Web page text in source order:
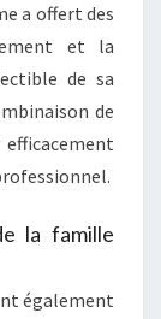
a offert des
et la
de sa
de
la famille
également